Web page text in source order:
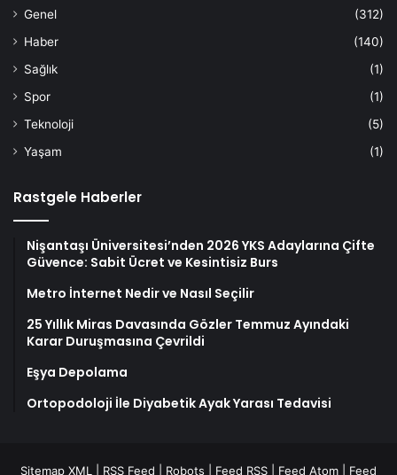
Genel
(312)
Haber
(140)
Sağlık
(1)
Spor
(1)
Teknoloji
(5)
Yaşam
(1)
Rastgele Haberler
Nişantaşı Üniversitesi’nden 2026 YKS Adaylarına Çifte
Güvence: Sabit Ücret ve Kesintisiz Burs
Metro İnternet Nedir ve Nasıl Seçilir
25 Yıllık Miras Davasında Gözler Temmuz Ayındaki
Karar Duruşmasına Çevrildi
Eşya Depolama
Ortopodoloji İle Diyabetik Ayak Yarası Tedavisi
Sitemap XML RSS Feed Robots Feed RSS Feed Atom Feed